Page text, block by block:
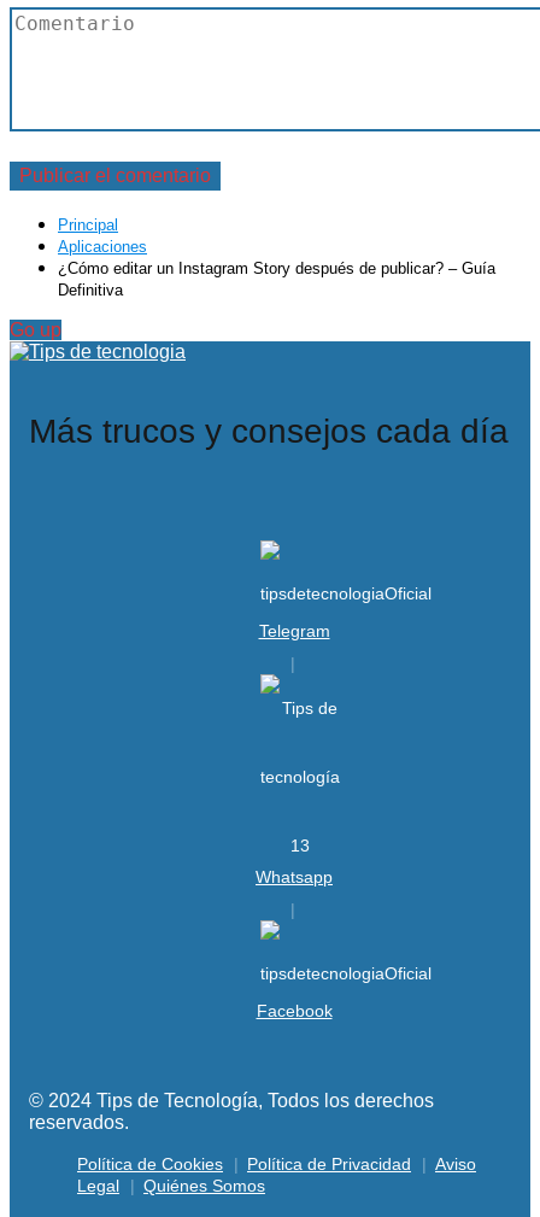
Principal
Aplicaciones
¿Cómo editar un Instagram Story después de publicar? – Guía
Definitiva
Go up
Más trucos y consejos cada día
Telegram
Whatsapp
Facebook
© 2024 Tips de Tecnología, Todos los derechos
reservados.
Política de Cookies Política de Privacidad
Aviso
Legal
Quiénes Somos